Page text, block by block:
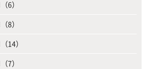
6）
8）
14）
7）